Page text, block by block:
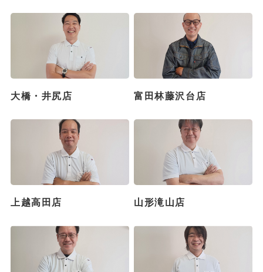
大橋・井尻店 富田林藤沢台店
上越高田店 山形滝山店